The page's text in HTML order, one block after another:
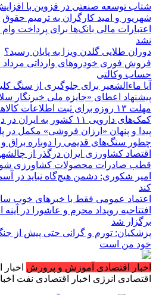
شتاب توسعه صنعتی در قزوین با
شهریور و امید کارگران به ترمیم حقوق
اعتبارات مالی بانک‌ها برای پرداخت
نشد
دوران طلایی گلدن ویزا به پایان رسید؟
حساب وکالتی
آیا ماءالشعیر برای جلوگیری از سنگ
پیشنهاد اعطای «جایزه ملی خبرنگار
مهلت ۱۳ روزه برای ثبت اطلاعات کالاهای پزشکی
کمک‌های دارویی ۱۱ کشور به ایران در دوران جنگ
پیدا و پنهان «ارزان فروشی» مکمل در
چطور سنگ‌های قدیمی را دوباره براق و
اقتصاد کشاورزی ایران درگذر از
قطب صادرات محصولات کشاورزی
امیر شکوری: دشمن هیچ‌گاه نباید در
کند
اعتماد عمومی فقط با خبرهای خوب
افتتاحیه رویداد محرم و عاشورا در
برگزار شد
پزشکیان: تورم و گرانی حتی پیش از
خود من است
اخبار اقتصادی آموزش و پرورش
اقتصادی انرژی اخبار اقتصادی نفت‌